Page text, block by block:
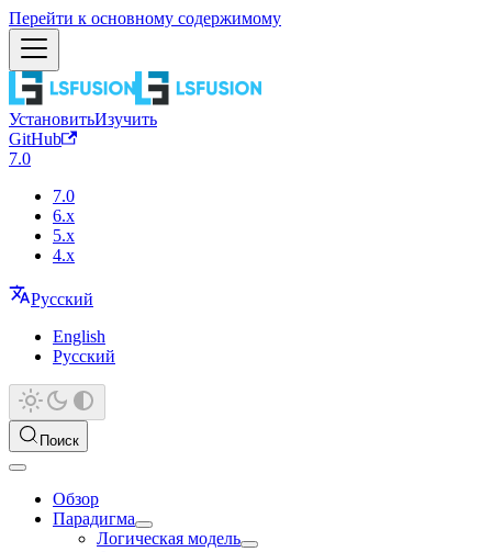
Перейти к основному содержимому
УстановитьИзучить
GitHub
7.0
7.0
6.x
5.x
4.x
Русский
English
Русский
Поиск
Обзор
Парадигма
Логическая модель